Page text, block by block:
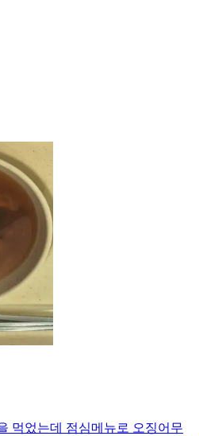
먹었는데 점심메뉴로 오징어무